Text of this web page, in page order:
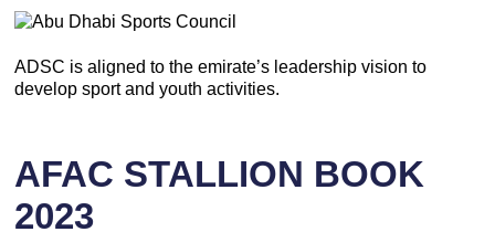
ADSC is aligned to the emirate’s leadership vision to
develop sport and youth activities.
AFAC STALLION BOOK
2023